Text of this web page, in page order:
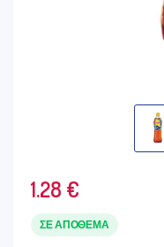
1.28 €
ΣΕ ΑΠΌΘΕΜΑ